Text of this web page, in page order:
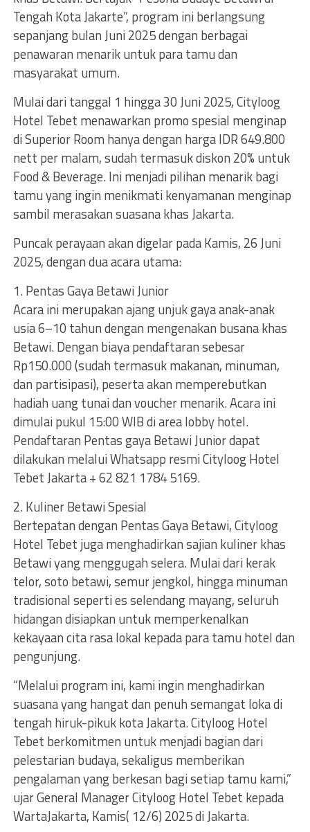
Tengah Kota Jakarte”, program ini berlangsung
sepanjang bulan Juni 2025 dengan berbagai
penawaran menarik untuk para tamu dan
masyarakat umum.
Mulai dari tanggal 1 hingga 30 Juni 2025, Cityloog
Hotel Tebet menawarkan promo spesial menginap
di Superior Room hanya dengan harga IDR 649.800
nett per malam, sudah termasuk diskon 20% untuk
Food & Beverage. Ini menjadi pilihan menarik bagi
tamu yang ingin menikmati kenyamanan menginap
sambil merasakan suasana khas Jakarta.
Puncak perayaan akan digelar pada Kamis, 26 Juni
2025, dengan dua acara utama:
1. Pentas Gaya Betawi Junior
Acara ini merupakan ajang unjuk gaya anak-anak
usia 6–10 tahun dengan mengenakan busana khas
Betawi. Dengan biaya pendaftaran sebesar
Rp150.000 (sudah termasuk makanan, minuman,
dan partisipasi), peserta akan memperebutkan
hadiah uang tunai dan voucher menarik. Acara ini
dimulai pukul 15:00 WIB di area lobby hotel.
Pendaftaran Pentas gaya Betawi Junior dapat
dilakukan melalui Whatsapp resmi Cityloog Hotel
Tebet Jakarta + 62 821 1784 5169.
2. Kuliner Betawi Spesial
Bertepatan dengan Pentas Gaya Betawi, Cityloog
Hotel Tebet juga menghadirkan sajian kuliner khas
Betawi yang menggugah selera. Mulai dari kerak
telor, soto betawi, semur jengkol, hingga minuman
tradisional seperti es selendang mayang, seluruh
hidangan disiapkan untuk memperkenalkan
kekayaan cita rasa lokal kepada para tamu hotel dan
pengunjung.
“Melalui program ini, kami ingin menghadirkan
suasana yang hangat dan penuh semangat loka di
tengah hiruk-pikuk kota Jakarta. Cityloog Hotel
Tebet berkomitmen untuk menjadi bagian dari
pelestarian budaya, sekaligus memberikan
pengalaman yang berkesan bagi setiap tamu kami,”
ujar General Manager Cityloog Hotel Tebet kepada
WartaJakarta, Kamis( 12/6) 2025 di Jakarta.